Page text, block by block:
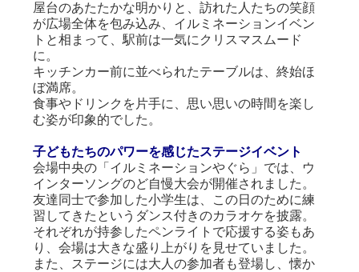
屋台のあたたかな明かりと、訪れた人たちの笑顔
が広場全体を包み込み、イルミネーションイベン
トと相まって、駅前は一気にクリスマスムード
に。
キッチンカー前に並べられたテーブルは、終始ほ
ぼ満席。
食事やドリンクを片手に、思い思いの時間を楽し
む姿が印象的でした。
子どもたちのパワーを感じたステージイベント
会場中央の「イルミネーションやぐら」では、ウ
インターソングのど自慢大会が開催されました。
友達同士で参加した小学生は、この日のために練
習してきたというダンス付きのカラオケを披露。
それぞれが持参したペンライトで応援する姿もあ
り、会場は大きな盛り上がりを見せていました。
また、ステージには大人の参加者も登場し、懐か